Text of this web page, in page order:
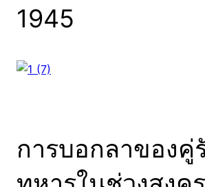
1945
การบอกลาของคู่